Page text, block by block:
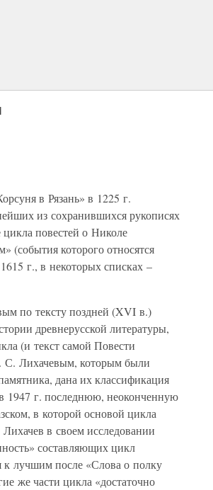
в Рязань» в 1225 г.
из сохранившихся рукописях
повестей о Николе
(события которого относятся
г., в некоторых списках –
по тексту поздней (XVI в.)
древнерусской литературы,
(и текст самой Повести
С. Лихачевым, которым были
дана их классификация
1947 г. последнюю, неоконченную
в которой основой цикла
в своем исследовании
составляющих цикл
к лучшим после «Слова о полку
же части цикла «достаточно